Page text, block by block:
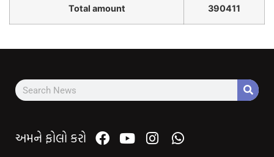
Total amount 390411
અમને ફોલો કરો